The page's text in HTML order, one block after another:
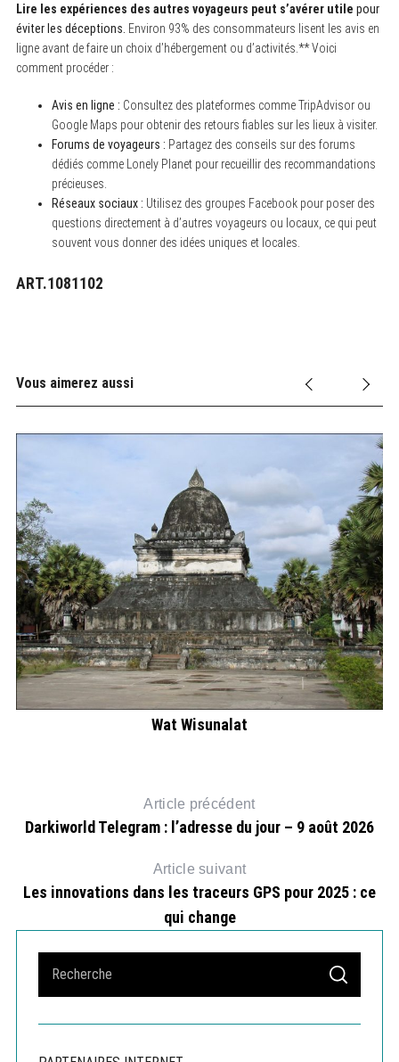
Lire les expériences des autres voyageurs peut s’avérer utile pour
éviter les déceptions. Environ 93% des consommateurs lisent les avis en
ligne avant de faire un choix d’hébergement ou d’activités.** Voici
comment procéder :
Avis en ligne : Consultez des plateformes comme TripAdvisor ou
Google Maps pour obtenir des retours fiables sur les lieux à visiter.
Forums de voyageurs : Partagez des conseils sur des forums
dédiés comme Lonely Planet pour recueillir des recommandations
précieuses.
Réseaux sociaux : Utilisez des groupes Facebook pour poser des
questions directement à d’autres voyageurs ou locaux, ce qui peut
souvent vous donner des idées uniques et locales.
ART.1081102
Vous aimerez aussi
Wat Wisunalat
Article précédent
Darkiworld Telegram : l’adresse du jour – 9 août 2026
Article suivant
Les innovations dans les traceurs GPS pour 2025 : ce
qui change
a
r
S
A
C